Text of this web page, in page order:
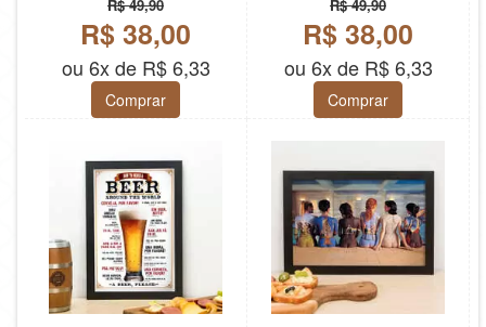
R$ 49,90
R$ 38,00
ou 6x de R$ 6,33
Comprar
R$ 49,90
R$ 38,00
ou 6x de R$ 6,33
Comprar